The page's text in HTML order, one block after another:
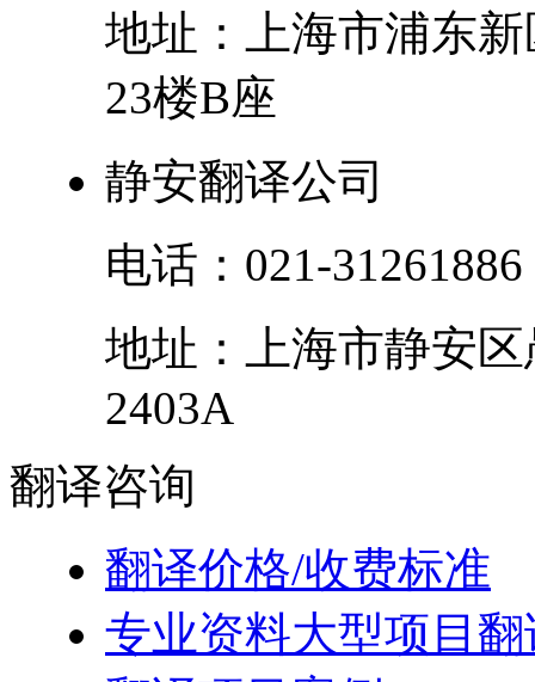
地址： 上海市浦东新
23楼B座
静安翻译公司
电话： 021-31261886
地址：
上海市静安区
2403A
翻译咨询
翻译价格/收费标准
专业资料大型项目翻